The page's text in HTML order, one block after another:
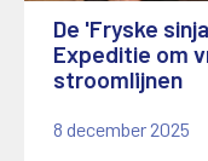
De 'Fryske
Expeditie om
stroomlijnen
8 december 2025